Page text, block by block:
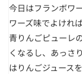
今日はフランボワ
ワーズ味でよけれ
青りんごピューレ
くなるし、あっさ
はりんごジュース